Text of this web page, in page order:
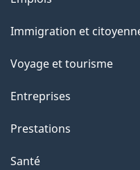
sujets
Immigration et
Voyage et tourisme
Entreprises
Prestations
Santé